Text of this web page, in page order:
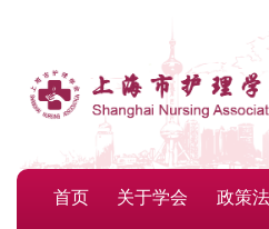
首页 关于学会 政策